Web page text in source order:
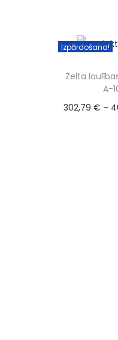
Izpārdošana!
Zelta
A-
302,79€ –